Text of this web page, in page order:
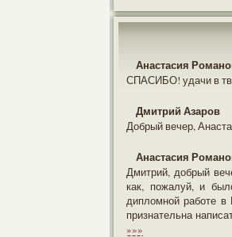
Анастасия
СПАСИБО! удачи в
Дмитрий Азаров
Добрый вечер,
Анастасия
Дмитрий, добрый
как, пожалуй, и
дипломной работе
признательна
»»»